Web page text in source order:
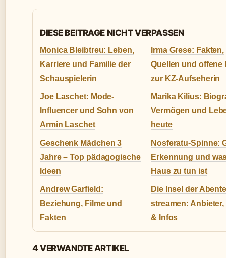
DIESE BEITRAGE NICHT VERPASSEN
Monica Bleibtreu: Leben,
Karriere und Familie der
Schauspielerin
Irma Grese: Fakten,
Quellen und offene
zur KZ-Aufseherin
Joe Laschet: Mode-
Influencer und Sohn von
Armin Laschet
Marika Kilius:
Vermögen und
heute
Geschenk Mädchen 3
Jahre – Top pädagogische
Ideen
Nosferatu-Spinne:
Erkennung und
Haus zu tun ist
Andrew Garfield:
Beziehung, Filme und
Fakten
Die Insel der
streamen: Anbieter,
& Infos
4 VERWANDTE ARTIKEL